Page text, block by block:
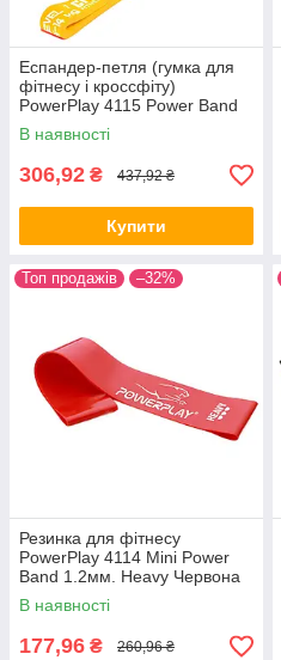
Еспандер-петля (гумка для
фітнесу і кроссфіту)
PowerPlay 4115 Power Band
Light Жовта (1-7kg)
В наявності
306,92 ₴ 437,92 ₴
Купити
Топ продажів –32%
Резинка для фітнесу
PowerPlay 4114 Mini Power
Band 1.2мм. Heavy Червона
(12-15кг)
В наявності
177,96 ₴ 260,96 ₴